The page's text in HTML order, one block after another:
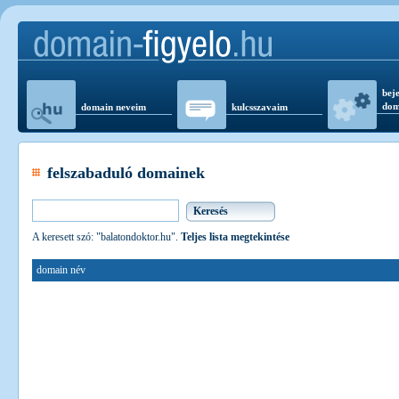
domain neveim kulcsszavaim
felszabaduló domainek
A keresett szó: "balatondoktor.hu". Teljes lista megtekintése
domain név